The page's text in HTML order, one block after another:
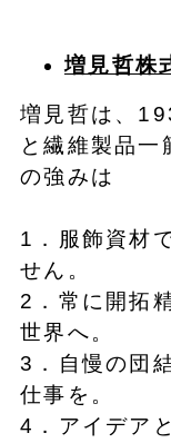
増見哲株
増見哲は、
と繊維製品一
の強みは
1．服飾資材
せん。
2．常に開拓
世界へ。
3．自慢の団
仕事を。
4．アイデア